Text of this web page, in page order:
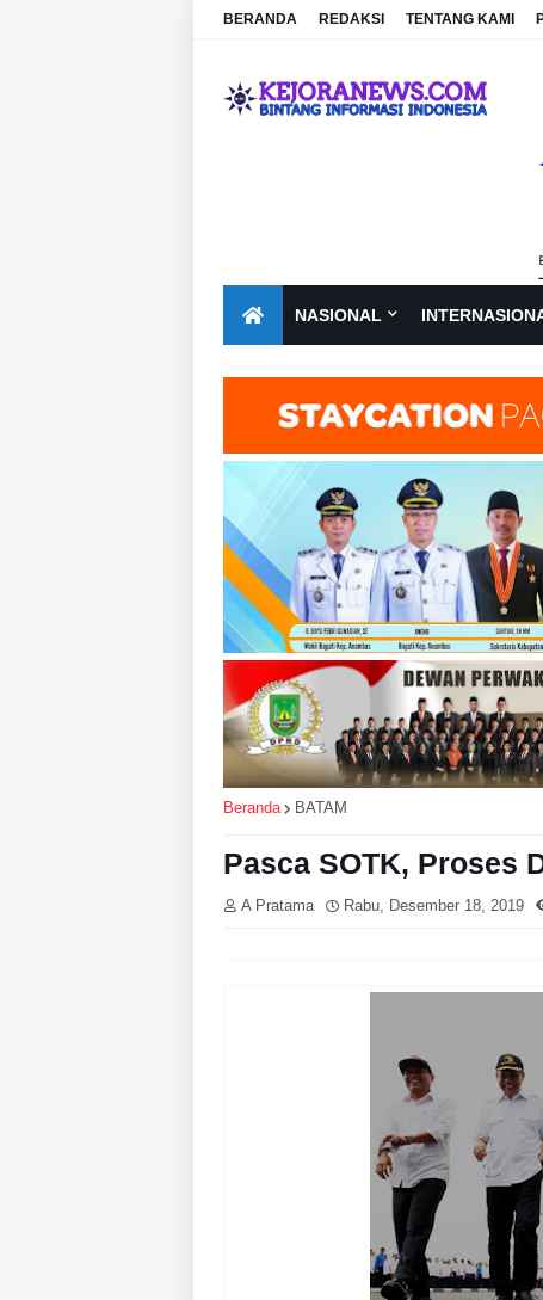
BERANDA REDAKSI TENTANG KAMI
NASIONAL
Beranda BATAM
Pasca SOTK, Proses
A Pratama Rabu, Desember 18, 2019